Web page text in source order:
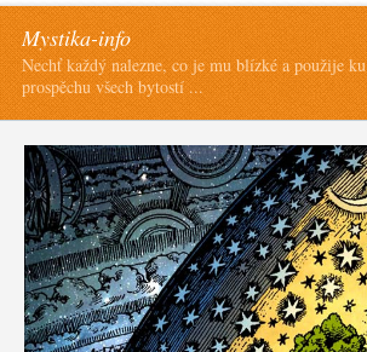
Mystika-info
Nechť každý nalezne, co je mu blízké a použije ku
prospěchu všech bytostí ...